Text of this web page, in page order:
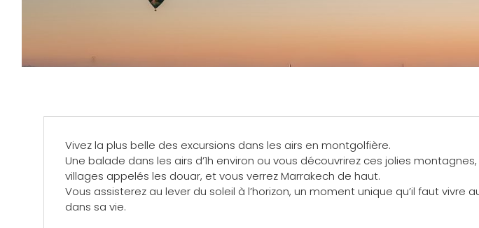
Vivez la plus belle des excursions dans les airs en montgolfière.
Une balade dans les airs d’1h environ ou vous découvrirez ces jolies
villages appelés les douar, et vous verrez Marrakech de haut.
Vous assisterez au lever du soleil à l’horizon, un moment unique qu’il faut vivre
dans sa vie.